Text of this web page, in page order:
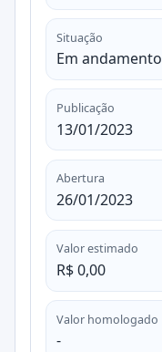
Situação
Em andamento
Publicação
13/01/2023
Abertura
26/01/2023
Valor estimado
R$ 0,00
Valor homologado
-